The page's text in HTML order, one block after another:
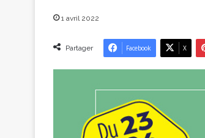
1 avril 2022
Partager Facebook X